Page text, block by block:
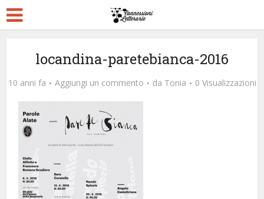
locandina-paretebianca-2016
10 anni fa Aggiungi un commento da Tonia 0 Visualizzazioni